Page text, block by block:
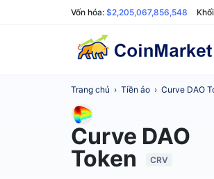
Vốn hóa: $2,205,067,856,548
Trang chủ › Tiền ảo › Curve DAO
Curve DAO
Token
CRV